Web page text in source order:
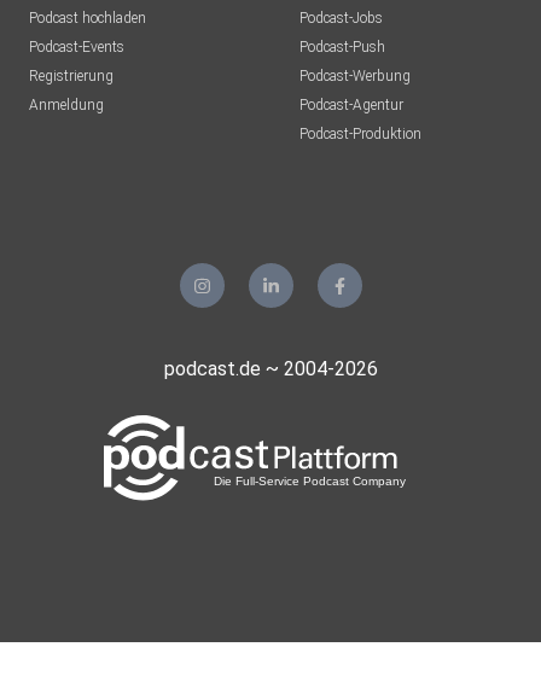
Podcast hochladen
Podcast-Events
Registrierung
Anmeldung
Podcast-Jobs
Podcast-Push
Podcast-Werbung
Podcast-Agentur
Podcast-Produktion
podcast.de ~ 2004-2026